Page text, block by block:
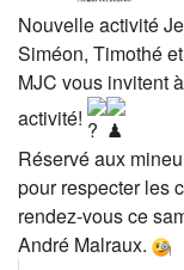
Nouvelle activité
Siméon, Timothé
MJC vous invitent
activité!
Réservé aux
pour respecter les
rendez-vous ce
André Malraux.